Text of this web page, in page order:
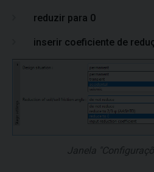
reduzir para 0
inserir coeficiente de
Janela